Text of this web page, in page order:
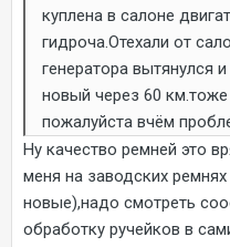
куплена в салоне
гидроча.Отехали от
генератора вытянулся
новый через 60
пожалуйста вчём
Ну качество ремней это
меня на заводских
новые),надо смотреть
обработку ручейков в